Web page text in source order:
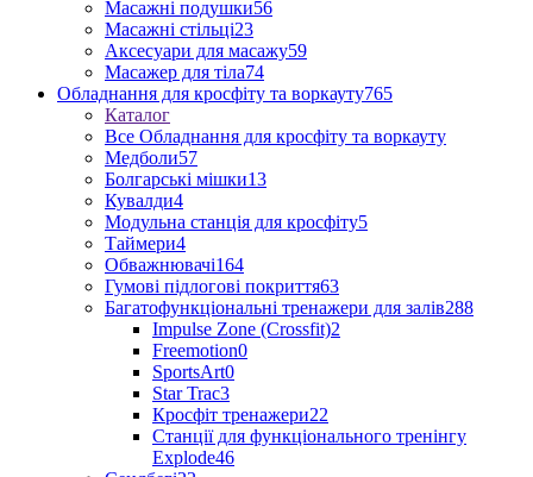
Масажні подушки56
Масажні стільці23
Аксесуари для масажу59
Масажер для тіла74
Обладнання для кросфіту та воркауту765
Каталог
Все Обладнання для кросфіту та воркауту
Медболи57
Болгарські мішки13
Кувалди4
Модульна станція для кросфіту5
Таймери4
Обважнювачі164
Гумові підлогові покриття63
Багатофункціональні тренажери для залів288
Impulse Zone (Crossfit)2
Freemotion0
SportsArt0
Star Trac3
Кросфіт тренажери22
Станції для функціонального тренінгу
Explode46